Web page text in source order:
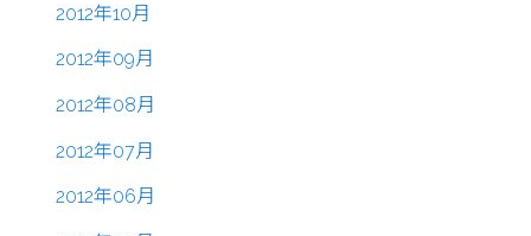
2012年10月
2012年09月
2012年08月
2012年07月
2012年06月